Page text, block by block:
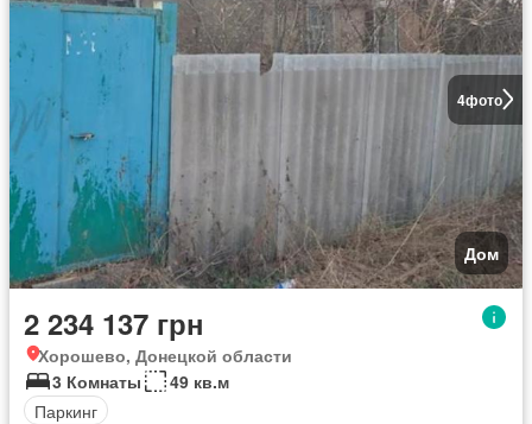
4фото
Дом
2 234 137 грн
Хорошево, Донецкой области
3 Комнаты
49 кв.м
Паркинг